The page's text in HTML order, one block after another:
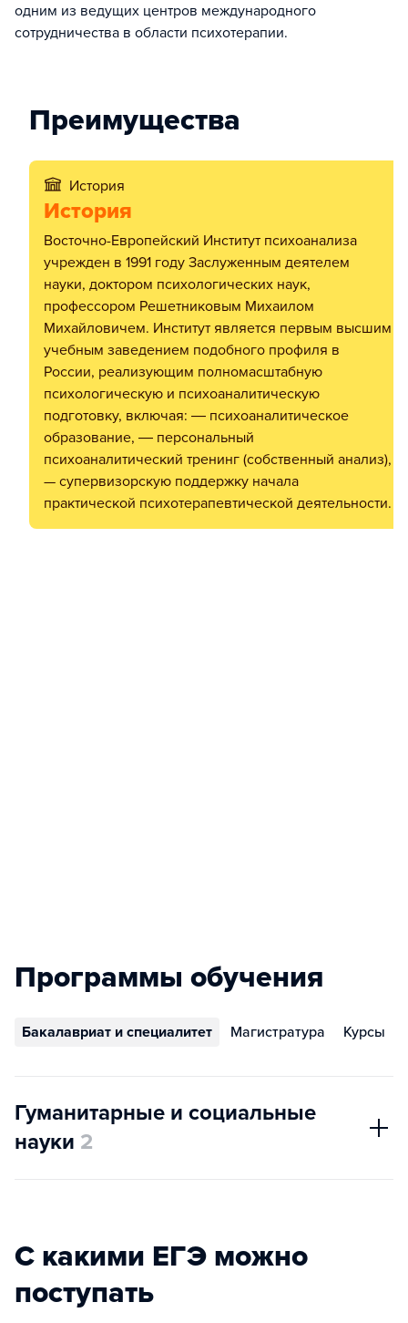
одним из ведущих центров международного
сотрудничества в области психотерапии.
Преимущества
История
История
Восточно-Европейский Институт психоанализа
учрежден в 1991 году Заслуженным деятелем
науки, доктором психологических наук,
профессором Решетниковым Михаилом
Михайловичем. Институт является первым высшим
учебным заведением подобного профиля в
России, реализующим полномасштабную
психологическую и психоаналитическую
подготовку, включая: ― психоаналитическое
образование, ― персональный
психоаналитический тренинг (собственный анализ),
— супервизорскую поддержку начала
практической психотерапевтической деятельности.
Программы обучения
Бакалавриат и специалитет Магистратура Курсы
Гуманитарные и социальные
науки 2
С какими ЕГЭ можно
поступать